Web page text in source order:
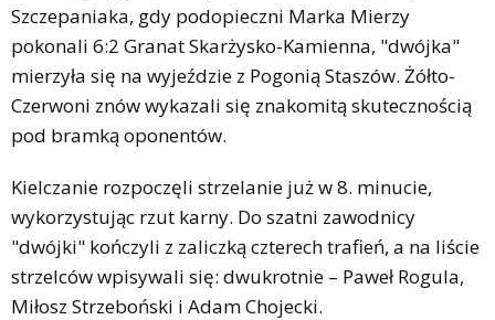
Szczepaniaka, gdy podopieczni Marka Mierzy
pokonali 6:2 Granat Skarżysko-Kamienna, "dwójka"
mierzyła się na wyjeździe z Pogonią Staszów. Żółto-
Czerwoni znów wykazali się znakomitą skutecznością
pod bramką oponentów.
Kielczanie rozpoczęli strzelanie już w 8. minucie,
wykorzystując rzut karny. Do szatni zawodnicy
"dwójki" kończyli z zaliczką czterech trafień, a na liście
strzelców wpisywali się: dwukrotnie – Paweł Rogula,
Miłosz Strzeboński i Adam Chojecki.